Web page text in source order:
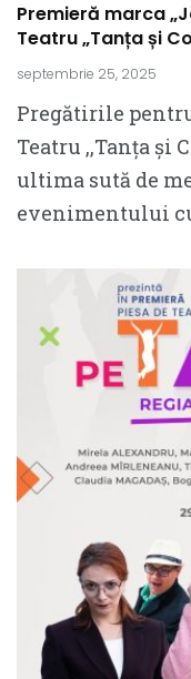
Premieră marca
Teatru „Tanța și
septembrie 25, 2025
Pregătirile
Teatru ,,Tanța și
ultima sută de
evenimentului